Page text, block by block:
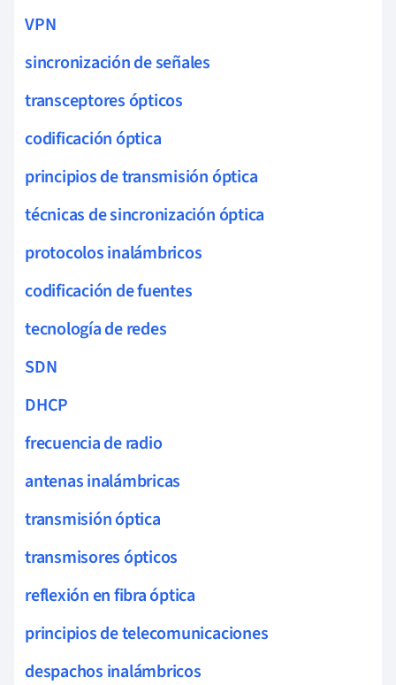
VPN
sincronización de señales
transceptores ópticos
codificación óptica
principios de transmisión óptica
técnicas de sincronización óptica
protocolos inalámbricos
codificación de fuentes
tecnología de redes
SDN
DHCP
frecuencia de radio
antenas inalámbricas
transmisión óptica
transmisores ópticos
reflexión en fibra óptica
principios de telecomunicaciones
despachos inalámbricos